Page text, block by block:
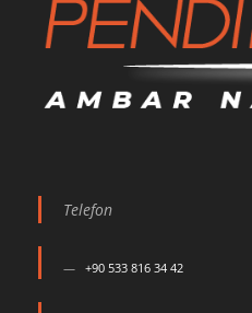
Telefon
+90 533 816 34 42